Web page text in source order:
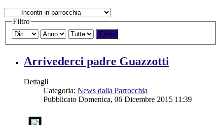
Filtro
Filtro
Arrivederci padre Guazzotti
Dettagli
Categoria: News dalla Parrocchia
Pubblicato Domenica, 06 Dicembre 2015 11:39